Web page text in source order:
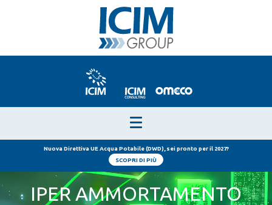
Nuova Direttiva UE Acqua Potabile (DWD), sei pronto per il 2027?
SCOPRI DI PIÙ
IPER AMMORTAMENTO